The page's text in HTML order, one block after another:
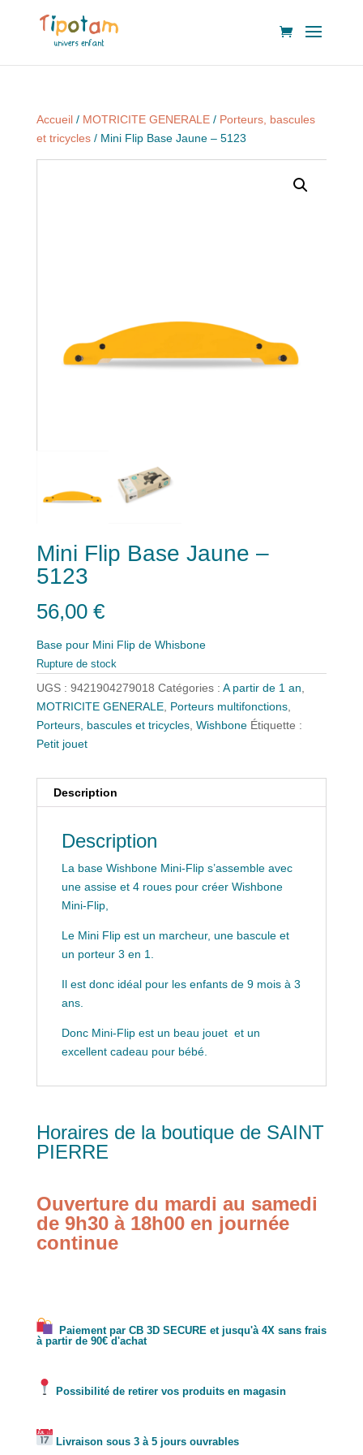
Accueil/ MOTRICITE GENERALE/ Porteurs, bascules
et tricycles/ Mini Flip Base Jaune – 5123
Mini Flip Base Jaune –
5123
56,00 €
Base pour Mini Flip de Whisbone
Rupture de stock
UGS : 9421904279018 Catégories : A partir de 1 an
MOTRICITE GENERALE, Porteurs multifonctions,
Porteurs, bascules et tricycles, Wishbone Étiquette :
Petit jouet
Description
Description
La base Wishbone Mini-Flip s’assemble avec
une assise et 4 roues pour créer Wishbone
Mini-Flip,
Le Mini Flip est un marcheur, une bascule et
un porteur 3 en 1.
Il est donc idéal pour les enfants de 9 mois à 3
ans.
Donc Mini-Flip est un beau jouet et un
excellent cadeau pour bébé.
Horaires de la boutique de SAINT
PIERRE
Ouverture du mardi au samedi
de 9h30 à 18h00 en journée
continue
Paiement par CB 3D SECURE et jusqu'à 4X sans frais
à partir de 90€ d'achat
Possibilité de retirer vos produits en magasin
Livraison sous 3 à 5 jours ouvrables